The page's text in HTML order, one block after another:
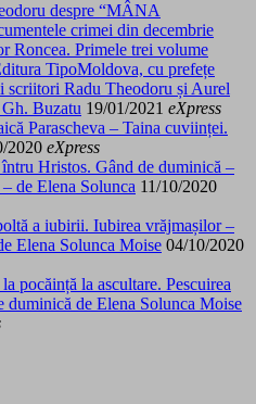
despre “MÂNA
crimei din decembrie
Roncea. Primele trei volume
TipoMoldova, cu prefețe
scriitori Radu Theodoru și Aurel
Buzatu 19/01/2021 eXpress
Parascheva – Taina cuviinței.
2020 eXpress
Hristos. Gând de duminică –
de Elena Solunca 11/10/2020
a iubirii. Iubirea vrăjmașilor –
Elena Solunca Moise 04/10/2020
pocăință la ascultare. Pescuirea
duminică de Elena Solunca Moise